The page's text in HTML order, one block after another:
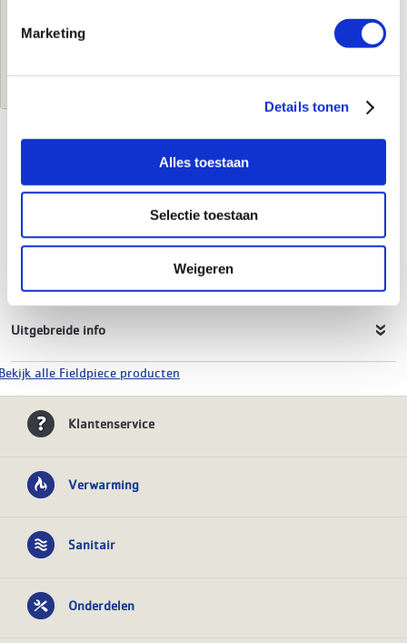
Marketing
Details tonen
Alles toestaan
Selectie toestaan
Weigeren
JL3KH6INT
Product soort
Meetset
Uitgebreide info
alle Fieldpiece producten
Klantenservice
Verwarming
Sanitair
Onderdelen